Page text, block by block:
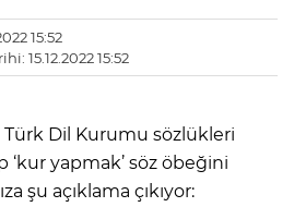
15:52
15.12.2022 15:52
sözlükleri
yapmak’ söz öbeğini
şu açıklama çıkıyor: